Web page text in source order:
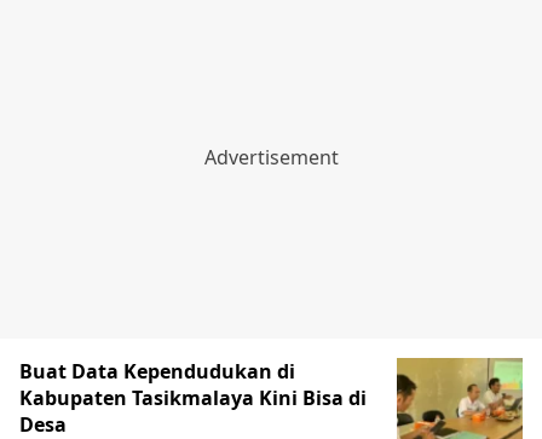
Buat Data Kependudukan di
Kabupaten Tasikmalaya Kini Bisa di
Desa